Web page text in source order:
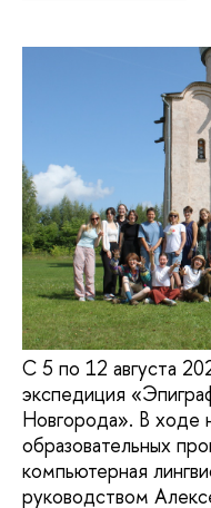
С 5 по 12 августа
экспедиция
Новгорода». В ходе
образовательных
компьютерная
руководством